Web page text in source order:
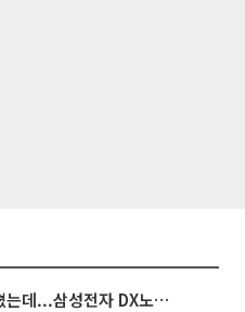
3445억 자사주 지급 마쳤는데...삼성전자 DX노조, 뒤늦은 '떼쓰기 집회'